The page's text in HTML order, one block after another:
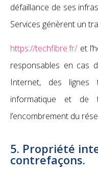
défaillance de ses
Services génèrent un
https://techfibre.fr/ et
responsables en cas
Internet, des lignes
informatique et de
l’encombrement du
5. Propriété
contrefaçons.